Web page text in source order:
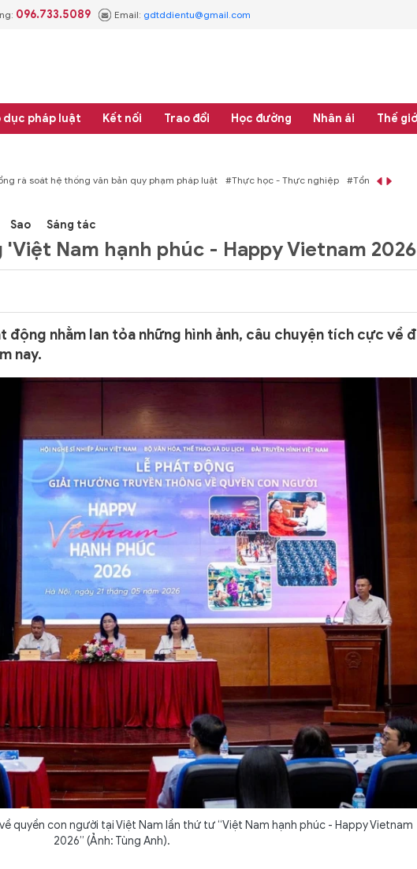
096.733.5089 Email: gdtddientu@gmail.com
dục pháp luật Kết nối Trao đổi Học đường Nhân ái Thế
quy phạm pháp luật #Thực học - Thực nghiệp #Tổng rà soát hệ thống văn bản quy
Sao Sáng tác
Nam hạnh phúc - Happy Vietnam
nhằm lan tỏa những hình ảnh, câu chuyện tích cực về
nay.
quyền con người tại Việt Nam lần thứ tư “Việt Nam hạnh phúc - Happy Vietnam
2026” (Ảnh: Tùng Anh).